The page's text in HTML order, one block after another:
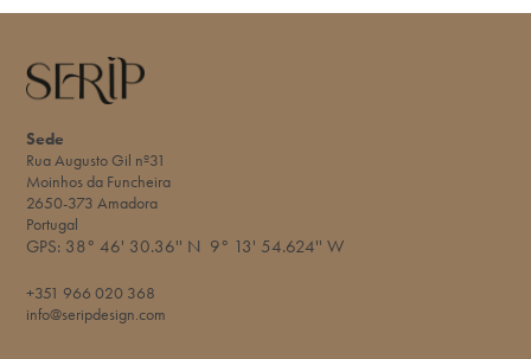
Sede
Rua Augusto Gil nº31
Moinhos da Funcheira
2650-373 Amadora
Portugal
GPS: 38° 46' 30.36'' N 9° 13' 54.624'' W​
+351 966 020 368
info@seripdesign.com